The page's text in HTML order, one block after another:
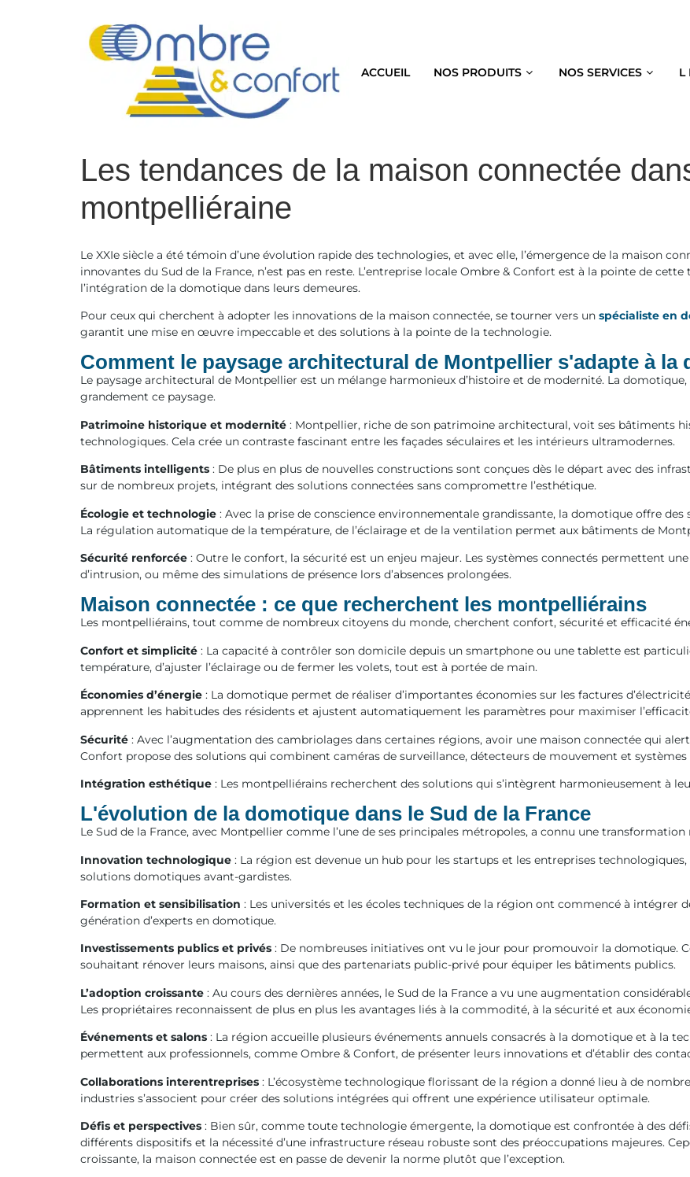
ACCUEIL NOS PRODUITS NOS SERVICES L
Les tendances de la maison connectée
montpelliéraine
Le XXIe siècle a été témoin d’une évolution rapide des technologies, et avec elle, l’émergence de la maison
innovantes du Sud de la France, n’est pas en reste. L’entreprise locale Ombre & Confort est à la pointe de
l’intégration de la domotique dans leurs demeures.
Pour ceux qui cherchent à adopter les innovations de la maison connectée, se tourner vers un spécialiste en
garantit une mise en œuvre impeccable et des solutions à la pointe de la technologie.
Comment le paysage architectural de Montpellier s'adapte à la
Le paysage architectural de Montpellier est un mélange harmonieux d’histoire et de modernité. La
grandement ce paysage.
Patrimoine historique et modernité : Montpellier, riche de son patrimoine architectural, voit ses bâtiments
technologiques. Cela crée un contraste fascinant entre les façades séculaires et les intérieurs ultramodernes.
Bâtiments intelligents : De plus en plus de nouvelles constructions sont conçues dès le départ avec des
sur de nombreux projets, intégrant des solutions connectées sans compromettre l’esthétique.
Écologie et technologie : Avec la prise de conscience environnementale grandissante, la domotique offre
La régulation automatique de la température, de l’éclairage et de la ventilation permet aux bâtiments de
Sécurité renforcée : Outre le confort, la sécurité est un enjeu majeur. Les systèmes connectés permettent
d’intrusion, ou même des simulations de présence lors d’absences prolongées.
Maison connectée : ce que recherchent les montpelliérains
Les montpelliérains, tout comme de nombreux citoyens du monde, cherchent confort, sécurité et efficacité
Confort et simplicité : La capacité à contrôler son domicile depuis un smartphone ou une tablette est
température, d’ajuster l’éclairage ou de fermer les volets, tout est à portée de main.
Économies d’énergie : La domotique permet de réaliser d’importantes économies sur les factures
apprennent les habitudes des résidents et ajustent automatiquement les paramètres pour maximiser
Sécurité : Avec l’augmentation des cambriolages dans certaines régions, avoir une maison connectée qui
Confort propose des solutions qui combinent caméras de surveillance, détecteurs de mouvement et systèmes
Intégration esthétique : Les montpelliérains recherchent des solutions qui s’intègrent harmonieusement à
L'évolution de la domotique dans le Sud de la France
Le Sud de la France, avec Montpellier comme l’une de ses principales métropoles, a connu une
Innovation technologique : La région est devenue un hub pour les startups et les entreprises
solutions domotiques avant-gardistes.
Formation et sensibilisation : Les universités et les écoles techniques de la région ont commencé à intégrer
génération d’experts en domotique.
Investissements publics et privés : De nombreuses initiatives ont vu le jour pour promouvoir la domotique.
souhaitant rénover leurs maisons, ainsi que des partenariats public-privé pour équiper les bâtiments publics.
L’adoption croissante : Au cours des dernières années, le Sud de la France a vu une augmentation
Les propriétaires reconnaissent de plus en plus les avantages liés à la commodité, à la sécurité et aux
Événements et salons : La région accueille plusieurs événements annuels consacrés à la domotique et à la
permettent aux professionnels, comme Ombre & Confort, de présenter leurs innovations et d’établir des
Collaborations interentreprises : L’écosystème technologique florissant de la région a donné lieu à de
industries s’associent pour créer des solutions intégrées qui offrent une expérience utilisateur optimale.
Défis et perspectives : Bien sûr, comme toute technologie émergente, la domotique est confrontée à des
différents dispositifs et la nécessité d’une infrastructure réseau robuste sont des préoccupations majeures.
croissante, la maison connectée est en passe de devenir la norme plutôt que l’exception.